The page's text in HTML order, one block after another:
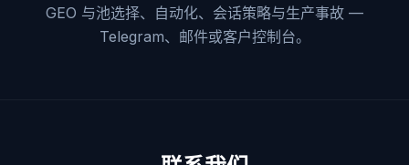
GEO 与池选择、自动化、会话策略与生产事故 —
Telegram、邮件或客户控制台。